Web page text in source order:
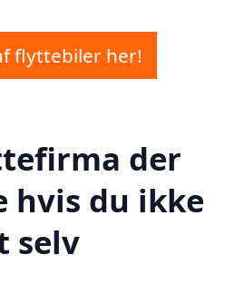
flyttebiler her!
der
du ikke
selv